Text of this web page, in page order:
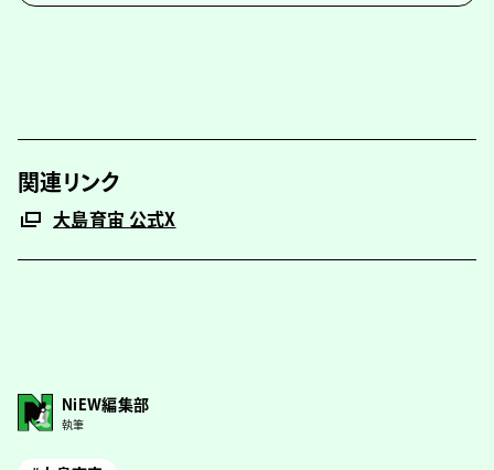
関連リンク
大島育宙 公式X
NiEW編集部
執筆